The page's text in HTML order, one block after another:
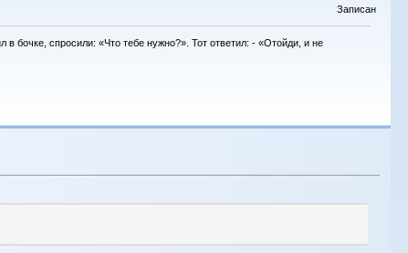
Записан
спросили: «Что тебе нужно?». Тот ответил: - «Отойди, и не